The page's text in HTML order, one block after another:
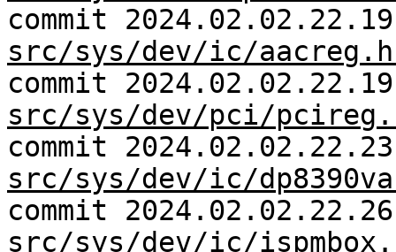
commit
src/sys/dev/ic/
commit
src/sys/dev/pci/
commit
src/sys/dev/ic/
commit
src/sys/dev/ic/